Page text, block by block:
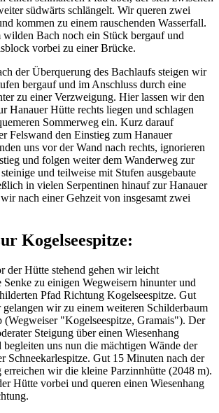
südwärts schlängelt. Wir queren zwei
kommen zu einem rauschenden Wasserfall.
Bach noch ein Stück bergauf und
vorbei zu einer Brücke.
der Überquerung des Bachlaufs steigen wir
bergauf und im Anschluss durch eine
zu einer Verzweigung. Hier lassen wir den
Hanauer Hütte rechts liegen und schlagen
Sommerweg ein. Kurz darauf
Felswand den Einstieg zum Hanauer
uns vor der Wand nach rechts, ignorieren
und folgen weiter dem Wanderweg zur
und teilweise mit Stufen ausgebaute
in vielen Serpentinen hinauf zur Hanauer
nach einer Gehzeit von insgesamt zwei
Kogelseespitze:
der Hütte stehend gehen wir leicht
Senke zu einigen Wegweisern hinunter und
Pfad Richtung Kogelseespitze. Gut
wir zu einem weiteren Schilderbaum
(Wegweiser "Kogelseespitze, Gramais"). Der
Steigung über einen Wiesenhang
uns nun die mächtigen Wände der
Schneekarlespitze. Gut 15 Minuten nach der
erreichen wir die kleine Parzinnhütte (2048 m).
Hütte vorbei und queren einen Wiesenhang